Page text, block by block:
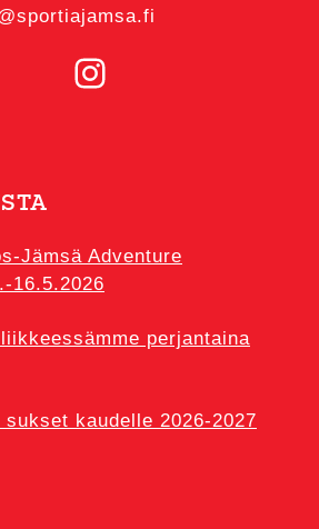
Instagram
Jämsä Adventure
16.5.2026
perjantaina
kaudelle 2026-2027